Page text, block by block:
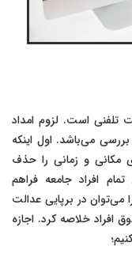
تلفنی است. لزوم امداد
می‌باشد. اول اینکه
مکانی و زمانی را حذف
افراد جامعه فراهم
در برپایی عدالت
افراد خلاصه کرد. اجازه